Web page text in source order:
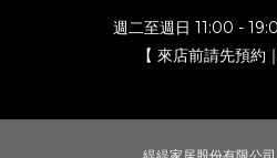
週二至週日 11:00 -
【 來店前請先預約